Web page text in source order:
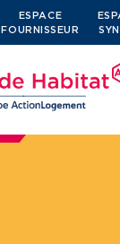
ESPACE
FOURNISSEUR